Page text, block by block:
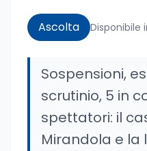
Ascolta Disponibile
Sospensioni,
scrutinio, 5 in
spettatori: il
Mirandola e